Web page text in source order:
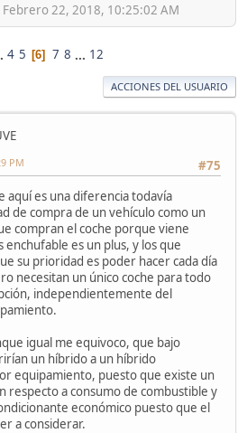
22, 2018, 10:25:02 AM
4 5 6 7 8 ... 12
ACCIONES DEL USUARIO
#75
PM
aquí es una diferencia todavía
de compra de un vehículo como un
compran el coche porque viene
enchufable es un plus, y los que
su prioridad es poder hacer cada día
necesitan un único coche para todo
independientemente del
igual me equivoco, que bajo
un híbrido a un híbrido
equipamiento, puesto que existe un
respecto a consumo de combustible y
económico puesto que el
a considerar.